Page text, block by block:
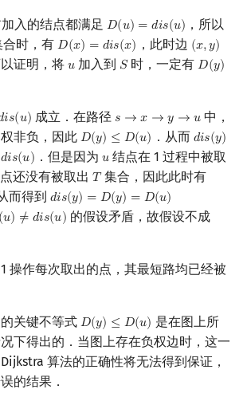
入的结点都满足 𝐷(𝑢) = 𝑑𝑖𝑠(𝑢)
D(u)= di s(u)
，所以
时，有 𝐷(𝑥) = 𝑑𝑖𝑠(𝑥)
D(x)= dis(x) ，此时边 (𝑥,𝑦)
(x,y)
证明，将 𝑢
u 加入到 𝑆
S时，一定有 𝐷(𝑦)
D(y)=
𝑖𝑠(𝑢)
(u) 成立．在路径 𝑠 → 𝑥 → 𝑦 → 𝑢
s →x → y→ u
中，
非负，因此 𝐷(𝑦) ≤ 𝐷(𝑢)
D(y)≤ D( u) ．从而 𝑑𝑖𝑠(𝑦)
𝑑𝑖𝑠(𝑢)
dis(y)=
．但是因为 𝑢
u结点在 1 过程中被取
还没有被取出𝑇
T 集合，因此此时有
而得到 𝑑𝑖𝑠(𝑦) = 𝐷(𝑦) = 𝐷(𝑢)
dis(y)=D( y)=D( u)=dis(u
(𝑢) ≠ 𝑑𝑖𝑠(𝑢)
u)≠ di s(u)
的假设矛盾，故假设不成
操作每次取出的点，其最短路均已经被
关键不等式 𝐷(𝑦) ≤ 𝐷(𝑢)
D(y)≤ D( u)
是在图上所
下得出的．当图上存在负权边时，这一
算法的正确性将无法得到保证，
的结果．